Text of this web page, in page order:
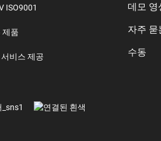
ISO9001
제품
비스 제공
데모 영
자주 묻
수동